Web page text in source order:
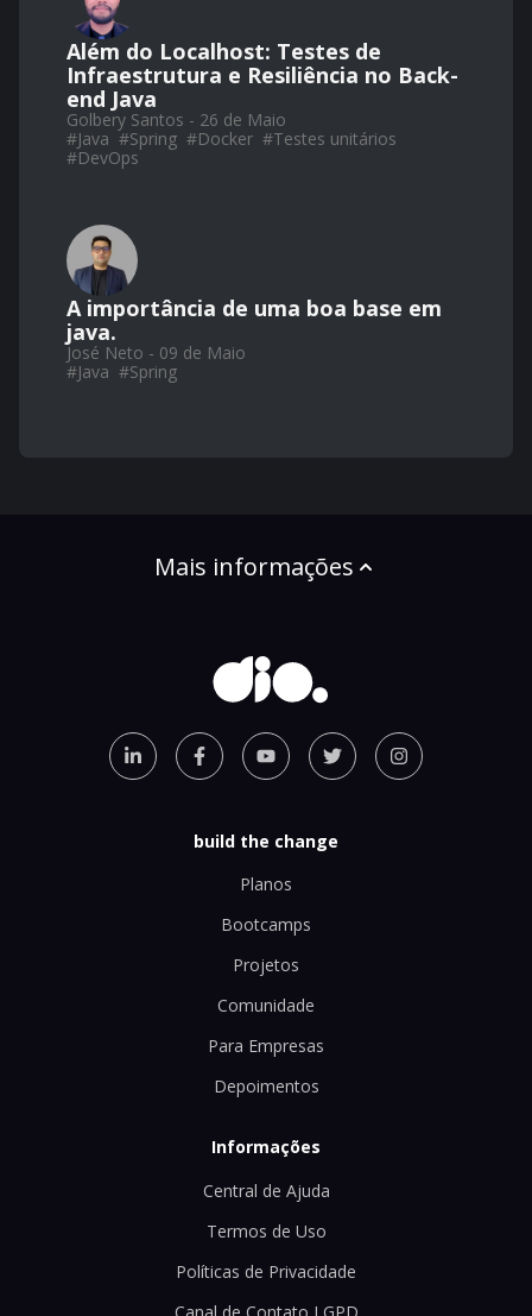
Além do Localhost: Testes de
Infraestrutura e Resiliência no Back-
end Java
Golbery Santos - 26 de Maio
#Java #Spring #Docker #Testes unitários
#DevOps
A importância de uma boa base em
java.
José Neto - 09 de Maio
#Java #Spring
Mais informações
build the change
Planos
Bootcamps
Projetos
Comunidade
Para Empresas
Depoimentos
Informações
Central de Ajuda
Termos de Uso
Políticas de Privacidade